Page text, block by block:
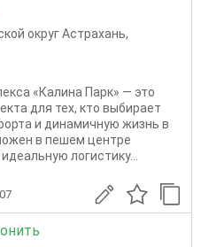
округ Астрахань,
«Калина Парк» — это
для тех, кто выбирает
и динамичную жизнь в
в пешем центре
логистику...